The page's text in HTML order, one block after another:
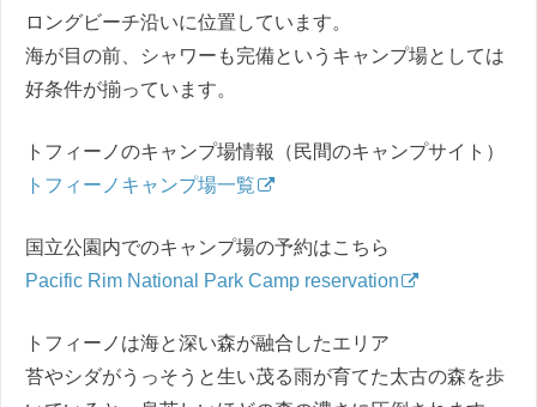
ロングビーチ沿いに位置しています。
海が目の前、シャワーも完備というキャンプ場としては
好条件が揃っています。
トフィーノのキャンプ場情報（民間のキャンプサイト）
トフィーノキャンプ場一覧
国立公園内でのキャンプ場の予約はこちら
Pacific Rim National Park Camp reservation
トフィーノは海と深い森が融合したエリア
苔やシダがうっそうと生い茂る雨が育てた太古の森を歩